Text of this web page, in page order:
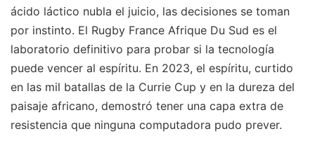
ácido láctico nubla el juicio, las decisiones se toman
por instinto. El Rugby France Afrique Du Sud es el
laboratorio definitivo para probar si la tecnología
puede vencer al espíritu. En 2023, el espíritu, curtido
en las mil batallas de la Currie Cup y en la dureza del
paisaje africano, demostró tener una capa extra de
resistencia que ninguna computadora pudo prever.